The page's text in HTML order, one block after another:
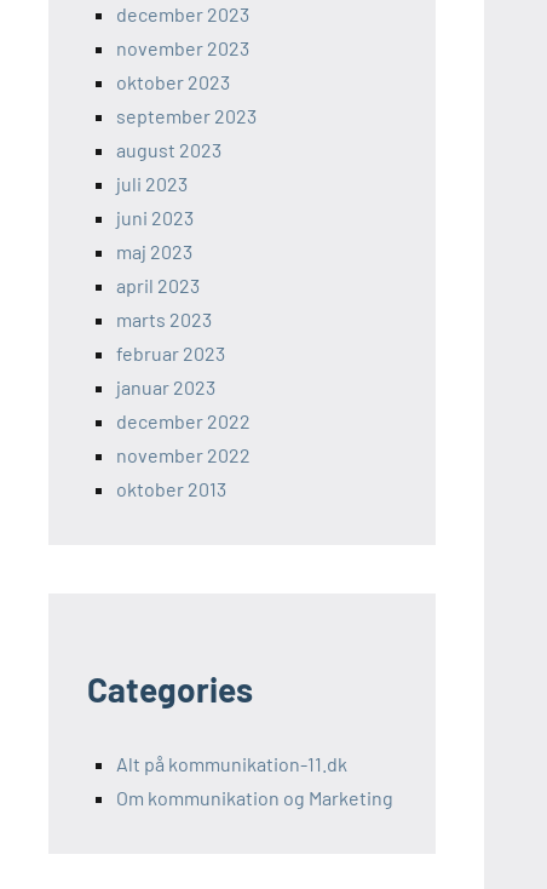
december 2023
november 2023
oktober 2023
september 2023
august 2023
juli 2023
juni 2023
maj 2023
april 2023
marts 2023
februar 2023
januar 2023
december 2022
november 2022
oktober 2013
Categories
Alt på kommunikation-11.dk
Om kommunikation og Marketing